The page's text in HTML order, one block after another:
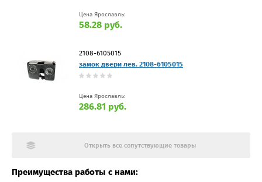
Цена Ярославль:
58.28 руб.
2108-6105015
замок двери лев. 2108-6105015
Цена Ярославль:
286.81 руб.
Открыть все сопутствующие товары
Преимущества работы с нами: